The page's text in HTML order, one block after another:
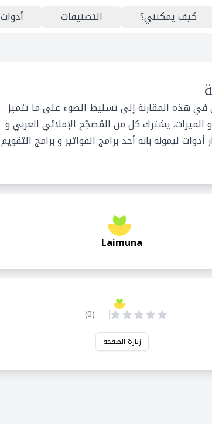
كيف يمكنني؟ التصنيفات أدوات
في هذه المقارنة إلى تسليط الضوء على ما تتميز
يشترك كل من المُصحِّح الإملائي العربي و
ليمونة بانه أحد برامج الفواتير و برامج التقويم
Laimuna
(
0
)
زيارة الصفحة